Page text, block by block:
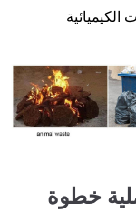
الكيميائية
خطوة